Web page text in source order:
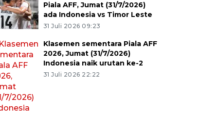
Piala AFF, Jumat (31/7/2026)
ada Indonesia vs Timor Leste
31 Juli 2026 09:23
Klasemen sementara Piala AFF
2026, Jumat (31/7/2026)
Indonesia naik urutan ke-2
31 Juli 2026 22:22